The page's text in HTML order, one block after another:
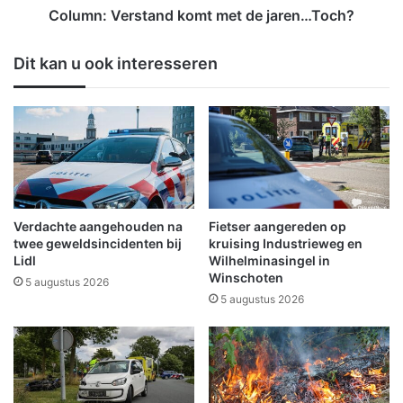
r
e
n
t
z
o
n
n
e
p
a
r
i
n
s
t
a
n
d
k
o
m
t
m
e
t
d
e
r
e
n
…
Column: Verstand komt met de jaren…Toch?
Dit kan u ook interesseren
Verdachte aangehouden na
twee geweldsincidenten bij
Lidl
5 augustus 2026
Fietser aangereden op
kruising Industrieweg en
Wilhelminasingel in
Winschoten
5 augustus 2026